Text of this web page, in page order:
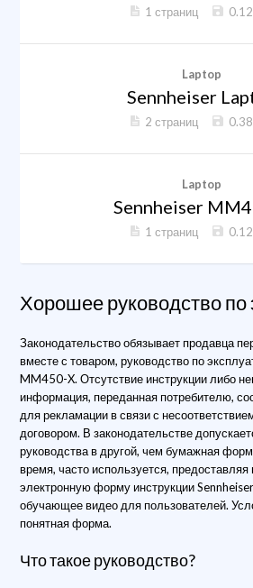
1 страниц
Laptop
Sennheiser
2 страниц
Laptop
Sennheiser
1 страниц
Хорошее руководство по
Законодательство обязывает продавца
вместе с товаром, руководство по
MM450-X. Отсутствие инструкции либо
информация, переданная потребителю,
для рекламации в связи с
договором. В законодательстве
руководства в другой, чем бумажная
время, часто используется,
электронную форму инструкции
обучающее видео для пользователей.
понятная форма.
Что такое руководство?